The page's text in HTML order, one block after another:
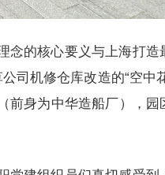
的核心要义与上海打
司机修仓库改造的“空中
身为中华造船厂），